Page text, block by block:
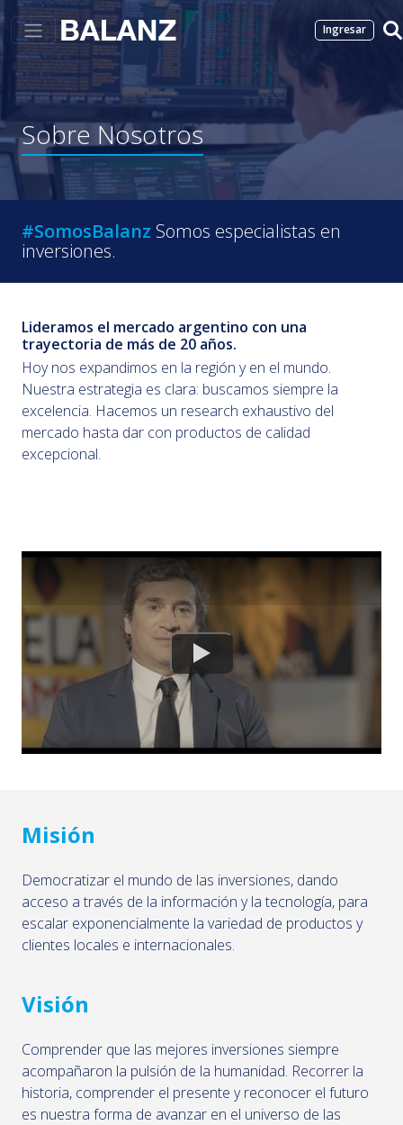
Ingresar
SobreNosotros
#SomosBalanz Somos especialistas en
inversiones.
Lideramos el mercado argentino con una
trayectoria de más de 20 años.
Hoy nos expandimos en la región y en el mundo.
Nuestra estrategia es clara: buscamos siempre la
excelencia. Hacemos un research exhaustivo del
mercado hasta dar con productos de calidad
excepcional.
Misión
Democratizar el mundo de las inversiones, dando
acceso a través de la información y la tecnología, para
escalar exponencialmente la variedad de productos y
clientes locales e internacionales.
Visión
Comprender que las mejores inversiones siempre
acompañaron la pulsión de la humanidad. Recorrer la
historia, comprender el presente y reconocer el futuro
es nuestra forma de avanzar en el universo de las